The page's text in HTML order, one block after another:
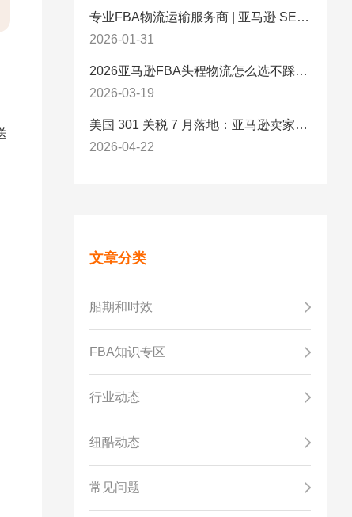
专业FBA物流运输服务商 | 亚马逊 SEND 官方合作伙伴纽酷国际物流
2026-01-31
2026亚马逊FBA头程物流怎么选不踩坑？SEND/FIST/SPN官方认证物流商，只有这家敢承诺“准达率第一”
2026-03-19
美国 301 关税 7 月落地：亚马逊卖家必看的 5 项合规标准与稳交付方案
2026-04-22
文章分类
船期和时效
FBA知识专区
行业动态
纽酷动态
常见问题